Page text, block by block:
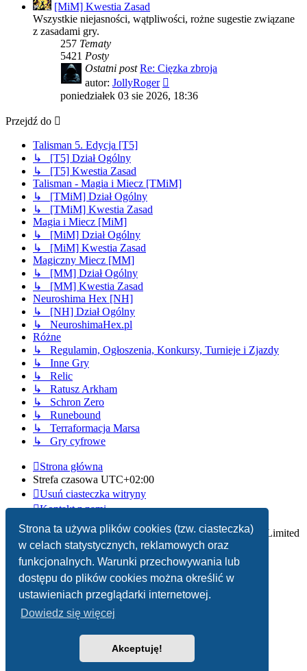
Strona ta używa plików cookies (tzw. ciasteczka)
w celach statystycznych, reklamowych oraz
funkcjonalnych. Warunki przechowywania lub
dostępu do plików cookies można określić w
ustawieniach przeglądarki internetowej.
Dowiedz się więcej
Akceptuję!
[MiM] Kwestia Zasad
Wszystkie niejasności, wątpliwości, rożne sugestie związane
z zasadami gry.
257 Tematy
5421 Posty
Ostatni post Re: Cięzka zbroja
autor: JollyRoger
najnowszy
post
poniedziałek 03 sie 2026, 18:36
Przejdź do
Talisman 5. Edycja [T5]
↳ [T5] Dział Ogólny
↳ [T5] Kwestia Zasad
Talisman - Magia i Miecz [TMiM]
↳ [TMiM] Dział Ogólny
↳ [TMiM] Kwestia Zasad
Magia i Miecz [MiM]
↳ [MiM] Dział Ogólny
↳ [MiM] Kwestia Zasad
Magiczny Miecz [MM]
↳ [MM] Dział Ogólny
↳ [MM] Kwestia Zasad
Neuroshima Hex [NH]
↳ [NH] Dział Ogólny
↳ NeuroshimaHex.pl
Różne
↳ Regulamin, Ogłoszenia, Konkursy, Turnieje i Zjazdy
↳ Inne Gry
↳ Relic
↳ Ratusz Arkham
↳ Schron Zero
↳ Runebound
↳ Terraformacja Marsa
↳ Gry cyfrowe
Strona główna
Strefa czasowa UTC+02:00
Usuń ciasteczka witryny
Kontakt z nami
Technologię dostarczaphpBB® Forum Software © phpBB Limited
Polski pakiet językowy dostarczaphpBB.pl
Zasady ochrony danych osobowych |Regulamin